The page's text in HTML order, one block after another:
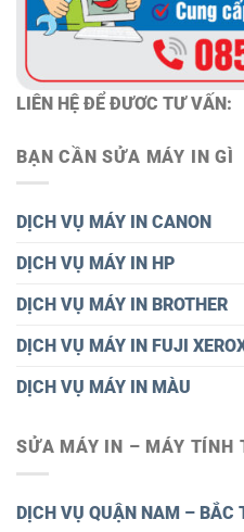
LIÊN HỆ ĐỂ ĐƯƠC
BẠN CẦN SỬA MÁY IN GÌ
DỊCH VỤ MÁY IN CANON
DỊCH VỤ MÁY IN HP
DỊCH VỤ MÁY IN BROTHER
DỊCH VỤ MÁY IN FUJI
DỊCH VỤ MÁY IN MÀU
SỬA MÁY IN – MÁY TÍNH
DỊCH VỤ QUẬN NAM – BẮC